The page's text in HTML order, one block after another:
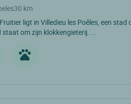
30 km
ligt in Villedieu les Poêles, een stad
om zijn klokkengieterij. ...